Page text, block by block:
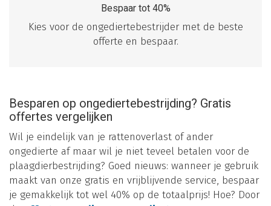
Bespaar tot 40%
Kies voor de ongediertebestrijder met de beste
offerte en bespaar.
Besparen op ongediertebestrijding? Gratis
offertes vergelijken
Wil je eindelijk van je rattenoverlast of ander
ongedierte af maar wil je niet teveel betalen voor de
plaagdierbestrijding? Goed nieuws: wanneer je gebruik
maakt van onze gratis en vrijblijvende service, bespaar
je gemakkelijk tot wel 40% op de totaalprijs! Hoe? Door